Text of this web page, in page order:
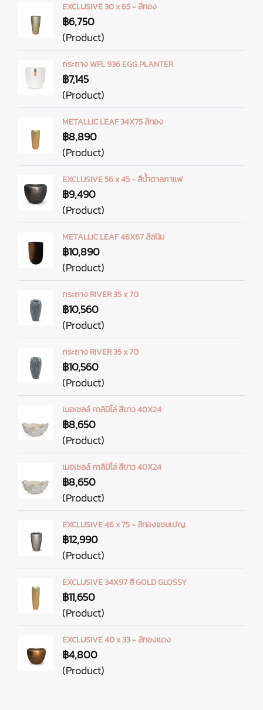
EXCLUSIVE 30 x 65 - สีทอง
฿6,750
(Product)
กระถาง WFL 936 EGG PLANTER
฿7,145
(Product)
METALLIC LEAF 34X75 สีทอง
฿8,890
(Product)
EXCLUSIVE 56 x 45 - สีน้ำตาลกาแฟ
฿9,490
(Product)
METALLIC LEAF 46X67 สีสนิม
฿10,890
(Product)
กระถาง RIVER 35 x 70
฿10,560
(Product)
กระถาง RIVER 35 x 70
฿10,560
(Product)
เมอเชลล์ คาลิมิโล่ สีขาว 40X24
฿8,650
(Product)
เมอเชลล์ คาลิมิโล่ สีขาว 40X24
฿8,650
(Product)
EXCLUSIVE 46 x 75 - สีทองแชมเปญ
฿12,990
(Product)
EXCLUSIVE 34X97 สี GOLD GLOSSY
฿11,650
(Product)
EXCLUSIVE 40 x 33 - สีทองแดง
฿4,800
(Product)